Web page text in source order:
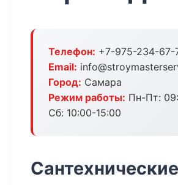
Телефон: +7-975-234-67-
Email:
Город: Самара
Режим работы: Пн-Пт:
Сб: 10:00-15:00
Сантехнические